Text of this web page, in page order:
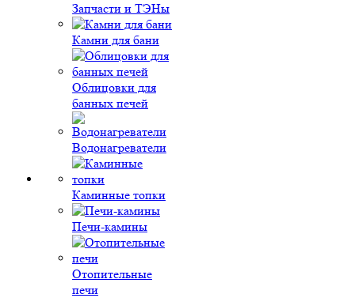
Запчасти и ТЭНы
Камни для бани
Облицовки для
банных печей
Водонагреватели
Каминные топки
Печи-камины
Отопительные
печи